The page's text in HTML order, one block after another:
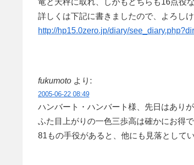
竜と天秤に取れ、しかもどちらも16点役
詳しくは下記に書きましたので、よろしけ
http://hp15.0zero.jp/diary/
fukumoto より:
2005-06-22 08:49
ハンバート・ハンバート様、先日はあり
ふた目上がりの一色三歩高は確かにお得
81もの手役があると、他にも見落として